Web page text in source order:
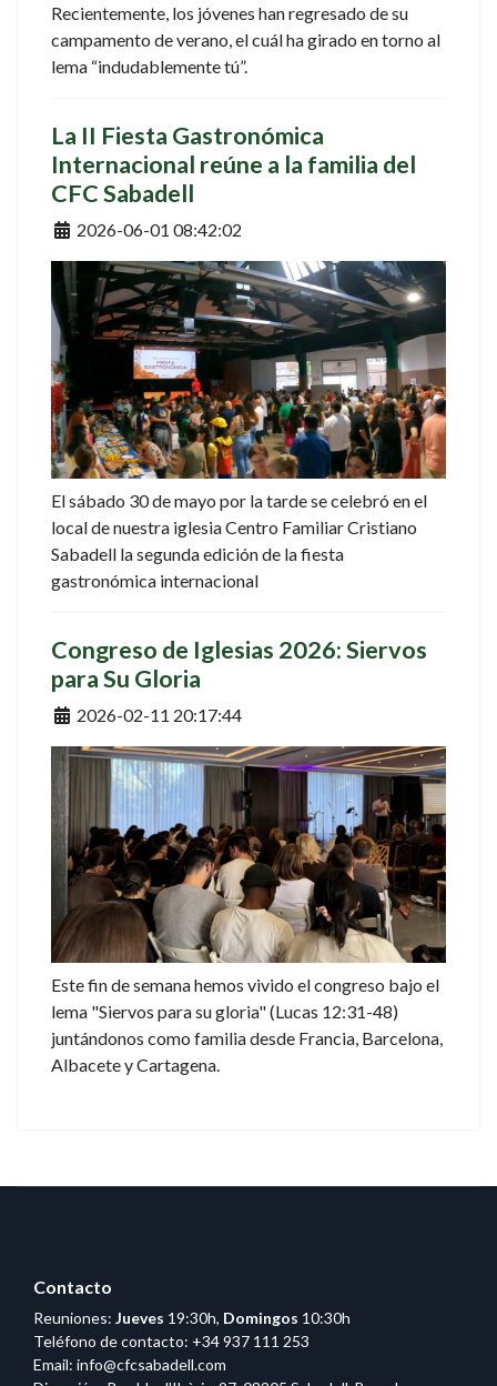
Recientemente, los jóvenes han regresado de su
campamento de verano, el cuál ha girado en torno al
lema “indudablemente tú”.
La II Fiesta Gastronómica
Internacional reúne a la familia del
CFC Sabadell
Detalles
2026-06-01 08:42:02
El sábado 30 de mayo por la tarde se celebró en el
local de nuestra iglesia Centro Familiar Cristiano
Sabadell la segunda edición de la fiesta
gastronómica internacional
Congreso de Iglesias 2026: Siervos
para Su Gloria
Detalles
2026-02-11 20:17:44
Este fin de semana hemos vivido el congreso bajo el
lema "Siervos para su gloria" (Lucas 12:31-48)
juntándonos como familia desde Francia, Barcelona,
Albacete y Cartagena.
Contacto
Reuniones: Jueves 19:30h, Domingos 10:30h
Teléfono de contacto: +34 937 111 253
Email: info@cfcsabadell.com